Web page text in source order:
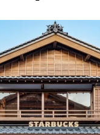
de